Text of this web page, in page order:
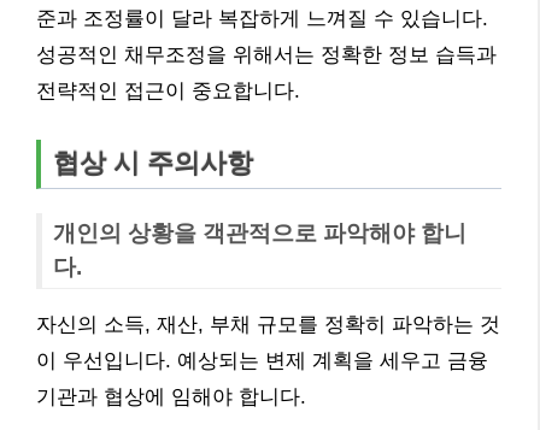
준과 조정률이 달라 복잡하게 느껴질 수 있습니다.
성공적인 채무조정을 위해서는 정확한 정보 습득과
전략적인 접근이 중요합니다.
협상 시 주의사항
개인의 상황을 객관적으로 파악해야 합니
다.
자신의 소득, 재산, 부채 규모를 정확히 파악하는 것
이 우선입니다. 예상되는 변제 계획을 세우고 금융
기관과 협상에 임해야 합니다.